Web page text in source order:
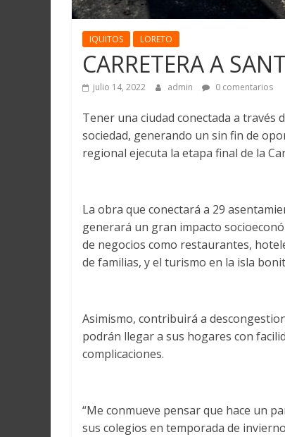
IQUITOS LORETO
CARRETERA A
julio 14, 2022 admin 0 comentarios
Tener una ciudad conectada a
sociedad, generando un sin fin de
regional ejecuta la etapa final de la
La obra que conectará a 29
generará un gran impacto
de negocios como restaurantes,
de familias, y el turismo en la isla
Asimismo, contribuirá a
podrán llegar a sus hogares con
complicaciones.
“Me conmueve pensar que hace un
sus colegios en temporada de